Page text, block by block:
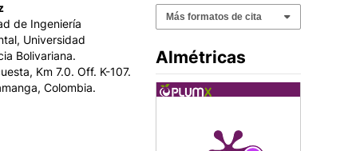
de Ingeniería
Universidad
Bolivariana.
Km 7.0. Off. K-107.
Colombia.
Más formatos de cita
Almétricas